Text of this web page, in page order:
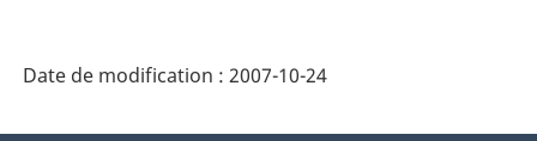
Date de modification : 2007-10-24